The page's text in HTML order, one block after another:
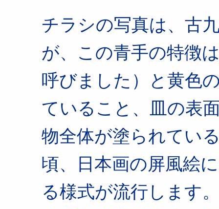
チラシの写真は、古
が、この青手の特徴
呼びました）と黄色
ていること、皿の表
物全体が塗られてい
頃、日本画の屏風絵
る様式が流行します